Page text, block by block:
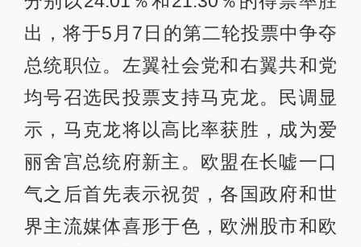
出，将于5月7日的第二轮投票中争夺
总统职位。左翼社会党和右翼共和党
均号召选民投票支持马克龙。民调显
示，马克龙将以高比率获胜，成为爱
丽舍宫总统府新主。欧盟在长嘘一口
气之后首先表示祝贺，各国政府和世
界主流媒体喜形于色，欧洲股市和欧